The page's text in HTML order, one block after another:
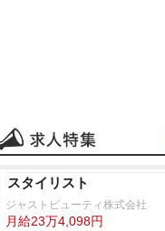
スタイリスト
ジャストビューティ株式会社
月給23万4,098円